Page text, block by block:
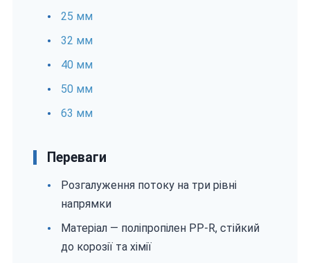
25 мм
32 мм
40 мм
50 мм
63 мм
Переваги
Розгалуження потоку на три рівні
напрямки
Матеріал — поліпропілен PP-R, стійкий
до корозії та хімії